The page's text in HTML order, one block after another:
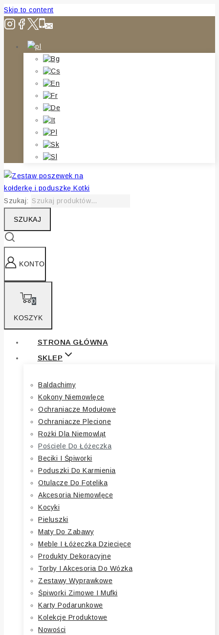
Skip to content
Szukaj:
SZUKAJ
KONTO
0
KOSZYK
STRONA GŁÓWNA
SKLEP
Baldachimy
Kokony Niemowlęce
Ochraniacze Modułowe
Ochraniacze Plecione
Rożki Dla Niemowląt
Pościele Do Łóżeczka
Beciki I Śpiworki
Poduszki Do Karmienia
Otulacze Do Fotelika
Akcesoria Niemowlęce
Kocyki
Pieluszki
Maty Do Zabawy
Meble I Łóżeczka Dziecięce
Produkty Dekoracyjne
Torby I Akcesoria Do Wózka
Zestawy Wyprawkowe
Śpiworki Zimowe I Mufki
Karty Podarunkowe
Kolekcje Produktowe
Nowości